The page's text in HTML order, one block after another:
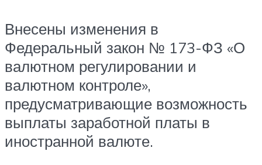
Внесены изменения в
Федеральный закон № 173-ФЗ «О
валютном регулировании и
валютном контроле»,
предусматривающие возможность
выплаты заработной платы в
иностранной валюте.